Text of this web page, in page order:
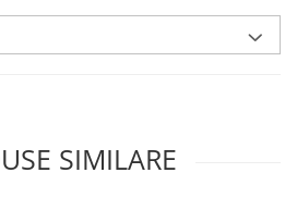
SIMILARE